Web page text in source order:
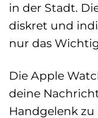
in der Stadt.
diskret und
nur das
Die Apple
deine
Handgelenk